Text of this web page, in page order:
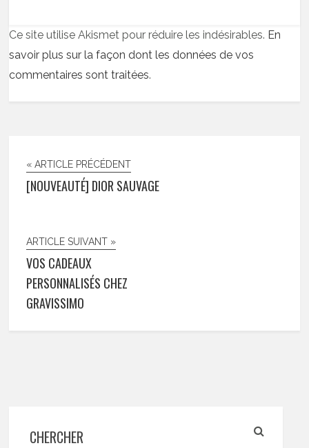
Ce site utilise Akismet pour réduire les indésirables. En
savoir plus sur la façon dont les données de vos
commentaires sont traitées.
« ARTICLE PRÉCÉDENT
[NOUVEAUTÉ] DIOR SAUVAGE
ARTICLE SUIVANT »
VOS CADEAUX
PERSONNALISÉS CHEZ
GRAVISSIMO
CHERCHER